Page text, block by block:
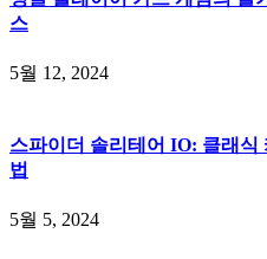
스
5월 12, 2024
스파이더 솔리테어 IO: 클래식
법
5월 5, 2024